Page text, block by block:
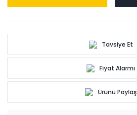
Tavsiye Et
Fiyat Alarmı
Ürünü Paylaş